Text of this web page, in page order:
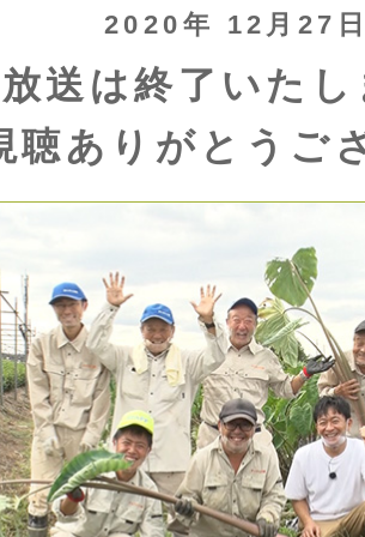
2020年 12月27
放送は終了いたし
聴ありがとうご